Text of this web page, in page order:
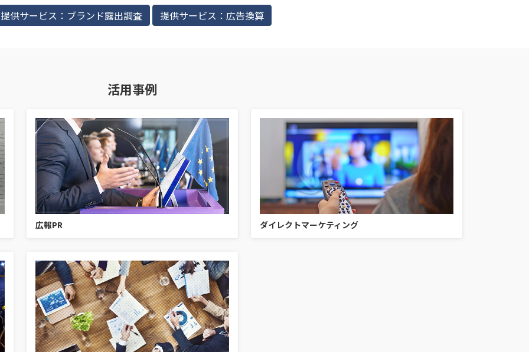
提供サービス：ブランド露出調査 提供サービス：広告換算
活用事例
広報PR ダイレクトマーケティング